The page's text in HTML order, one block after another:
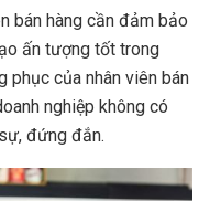
bán hàng cần đảm bảo
ấn tượng tốt trong
phục của nhân viên bán
nghiệp không có
đứng đắn.